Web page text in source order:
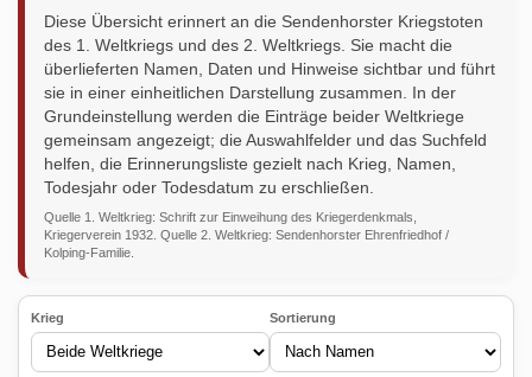
Diese Übersicht erinnert an die Sendenhorster Kriegstoten
des 1. Weltkriegs und des 2. Weltkriegs. Sie macht die
überlieferten Namen, Daten und Hinweise sichtbar und führt
sie in einer einheitlichen Darstellung zusammen. In der
Grundeinstellung werden die Einträge beider Weltkriege
gemeinsam angezeigt; die Auswahlfelder und das Suchfeld
helfen, die Erinnerungsliste gezielt nach Krieg, Namen,
Todesjahr oder Todesdatum zu erschließen.
Quelle 1. Weltkrieg: Schrift zur Einweihung des Kriegerdenkmals,
Kriegerverein 1932. Quelle 2. Weltkrieg: Sendenhorster Ehrenfriedhof /
Kolping-Familie.
Krieg Sortierung